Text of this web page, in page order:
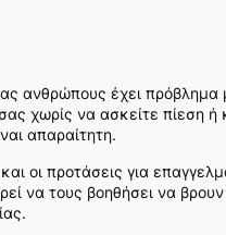
ανθρώπους έχει πρόβλημα
χωρίς να ασκείτε πίεση
απαραίτητη.
οι προτάσεις για
να τους βοηθήσει να